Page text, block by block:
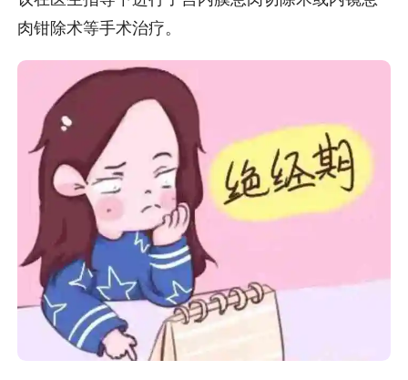
肉钳除术等手术治疗。